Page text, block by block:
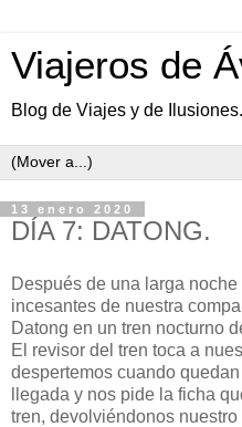
Viajeros de
Blog de Viajes y de Ilusiones.
13 enero 2020
DÍA 7: DATONG.
Después de una larga
incesantes de nuestra
Datong en un tren nocturno
El revisor del tren toca a
despertemos cuando
llegada y nos pide la ficha
tren, devolviéndonos